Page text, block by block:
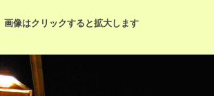
画像はクリックすると拡大します